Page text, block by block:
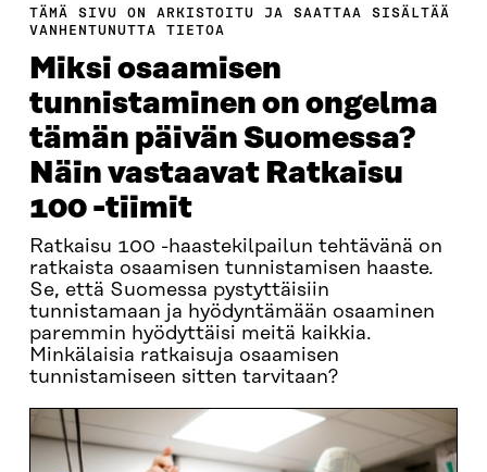
TÄMÄ SIVU ON ARKISTOITU JA SAATTAA SISÄLTÄÄ
VANHENTUNUTTA TIETOA
Miksi osaamisen
tunnistaminen on ongelma
tämän päivän Suomessa?
Näin vastaavat Ratkaisu
100 -tiimit
Ratkaisu 100 -haastekilpailun tehtävänä on
ratkaista osaamisen tunnistamisen haaste.
Se, että Suomessa pystyttäisiin
tunnistamaan ja hyödyntämään osaaminen
paremmin hyödyttäisi meitä kaikkia.
Minkälaisia ratkaisuja osaamisen
tunnistamiseen sitten tarvitaan?